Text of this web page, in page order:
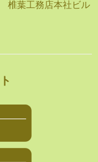
椎葉工務店本社ビル